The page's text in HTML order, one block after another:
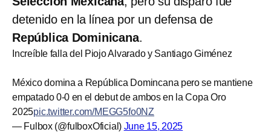
detenido en la línea por un defensa de
República Dominicana.
Increíble falla del Piojo Alvarado y Santiago Giménez
México domina a República Domincana pero se mantiene
empatado 0-0 en el debut de ambos en la Copa Oro
2025pic.twitter.com/MEGG5fo0NZ
— Fulbox (@fulboxOficial) June 15, 2025